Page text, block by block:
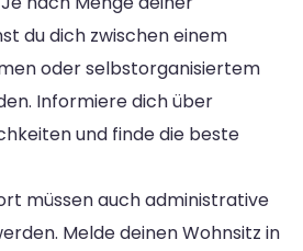
du dich zwischen einem
oder selbstorganisiertem
Informiere dich über
und finde die beste
müssen auch administrative
Melde deinen Wohnsitz in